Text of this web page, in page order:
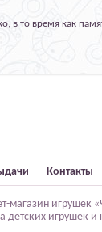
в то время как
Контакты
магазин игрушек
детских игрушек и